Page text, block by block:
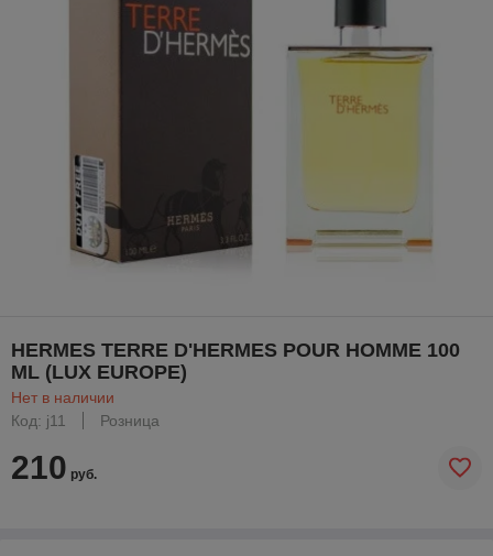
HERMES TERRE D'HERMES POUR HOMME 100
ML (LUX EUROPE)
Нет в наличии
Код: j11
Розница
210 руб.